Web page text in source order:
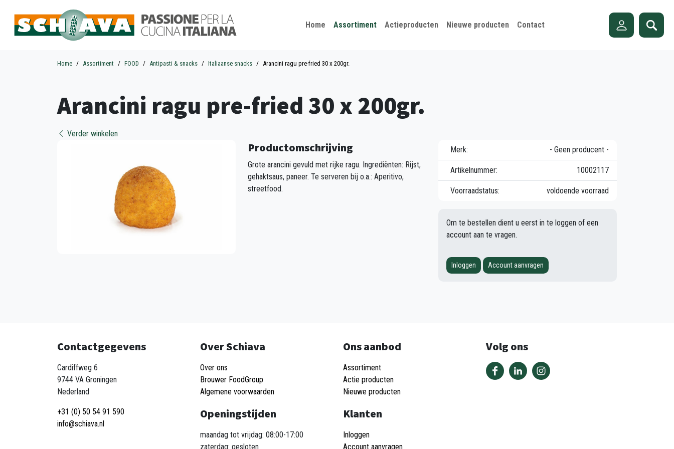
Home Assortiment Actieproducten Nieuwe producten Contact
Home Assortiment FOOD Antipasti & snacks Italiaanse snacks Arancini ragu pre-fried 30 x 200gr.
Arancini ragu pre-fried 30 x 200gr.
Verder winkelen
Productomschrijving
Grote arancini gevuld met rijke ragu. Ingrediënten: Rijst,
gehaktsaus, paneer. Te serveren bij o.a.: Aperitivo,
streetfood.
Merk: - Geen producent -
Artikelnummer: 10002117
Voorraadstatus: voldoende voorraad
Om te bestellen dient u eerst in te loggen of een
account aan te vragen.
Inloggen Account aanvragen
Contactgegevens
Cardiffweg 6
9744 VA Groningen
Nederland
+31 (0) 50 54 91 590
info@schiava.nl
Over Schiava
Over ons
Brouwer FoodGroup
Algemene voorwaarden
Openingstijden
maandag tot vrijdag: 08:00-17:00
zaterdag: gesloten
Ons aanbod
Assortiment
Actie producten
Nieuwe producten
Klanten
Inloggen
Account aanvragen
Volg ons